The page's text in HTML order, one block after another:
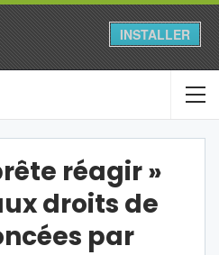
INSTALLER
réagir »
droits de
par